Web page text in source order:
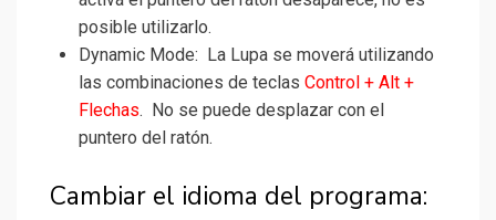
posible utilizarlo.
Dynamic Mode: La Lupa se moverá utilizando
las combinaciones de teclas Control + Alt +
Flechas. No se puede desplazar con el
puntero del ratón.
Cambiar el idioma del programa: